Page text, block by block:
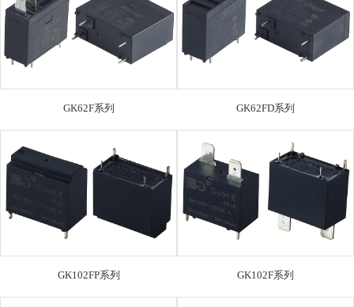
GK62F系列 GK62FD系列
GK102FP系列 GK102F系列